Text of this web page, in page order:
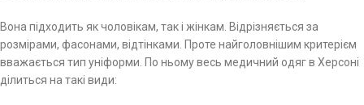
Вона підходить як чоловікам, так і жінкам. Відрізняється за
розмірами, фасонами, відтінками. Проте найголовнішим критерієм
вважається тип уніформи. По ньому весь медичний одяг в Херсоні
ділиться на такі види: